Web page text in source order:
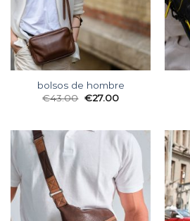
bolsos de hombre
€43.00 €27.00